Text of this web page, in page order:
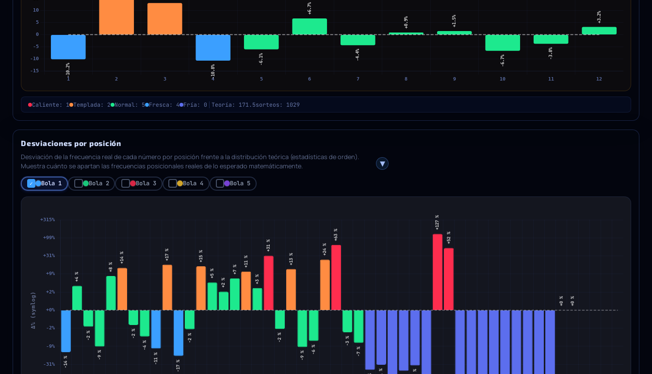
Caliente: 1 Templada: 2 Normal: 5 Fresca: 4 Fría: 0 Teoría: 171.5sorteos: 1029
Desviaciones por posición
Desviación de la frecuencia real de cada número por posición frente a la distribución teórica (estadísticas de orden).
Muestra cuánto se apartan las frecuencias posicionales reales de lo esperado matemáticamente.
Bola 1 Bola 2 Bola 3 Bola 4 Bola 5